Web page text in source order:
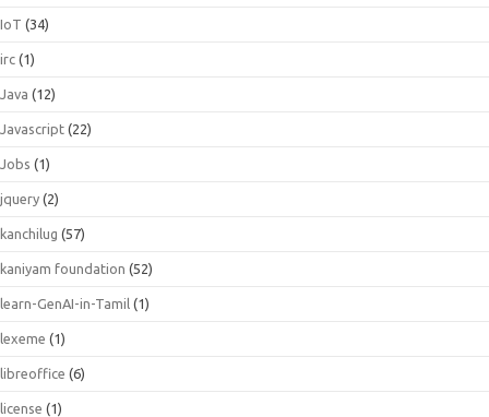
IoT (34)
irc (1)
Java (12)
Javascript (22)
Jobs (1)
jquery (2)
kanchilug (57)
kaniyam foundation (52)
learn-GenAI-in-Tamil (1)
lexeme (1)
libreoffice (6)
license (1)